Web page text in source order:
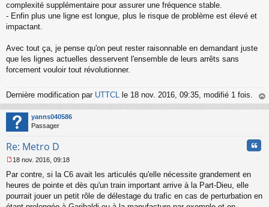
complexité supplémentaire pour assurer une fréquence stable.
- Enfin plus une ligne est longue, plus le risque de problème est élevé et
impactant.
Avec tout ça, je pense qu'on peut rester raisonnable en demandant juste
que les lignes actuelles desservent l'ensemble de leurs arrêts sans
forcement vouloir tout révolutionner.
Dernière modification par UTTCL le 18 nov. 2016, 09:35, modifié 1 fois.
au
yanns040586
Passager
Re: Metro D
e
s
s
18 nov. 2016, 09:18
Par contre, si la C6 avait les articulés qu'elle nécessite grandement en
heures de pointe et dès qu'un train important arrive à la Part-Dieu, elle
pourrait jouer un petit rôle de délestage du trafic en cas de perturbation en